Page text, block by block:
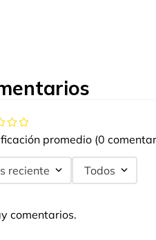
promedio (0
reciente Todos
comentarios.